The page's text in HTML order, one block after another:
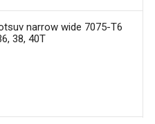
narrow wide 7075-T6
38, 40T